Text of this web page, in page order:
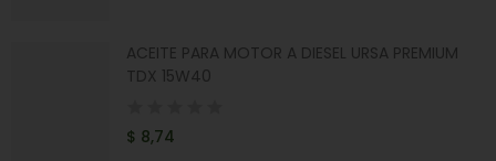
ACEITE PARA MOTOR A DIESEL URSA PREMIUM
TDX 15W40
$ 8,74